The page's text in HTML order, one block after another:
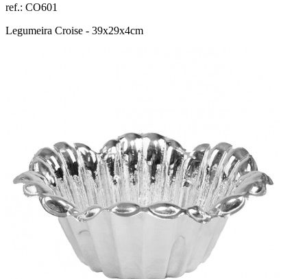
ref.: CO601
Legumeira Croise - 39x29x4cm